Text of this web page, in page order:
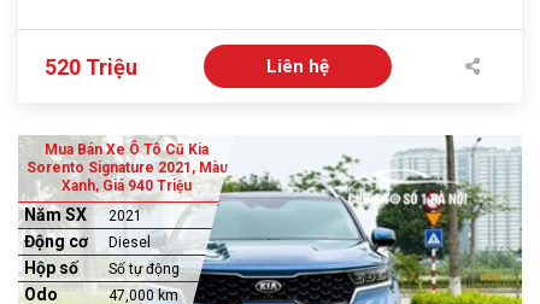
520 Triệu Liên hệ
Mua Bán Xe Ô Tô Cũ Kia
Sorento Signature 2021, Màu
Xanh, Giá 940 Triệu
Năm SX 2021
Động cơ Diesel
Hộp số Số tự động
Odo 47,000 km